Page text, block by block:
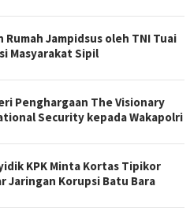
Rumah Jampidsus oleh TNI Tuai
Masyarakat Sipil
Penghargaan The Visionary
Security kepada Wakapolri
KPK Minta Kortas Tipikor
Jaringan Korupsi Batu Bara